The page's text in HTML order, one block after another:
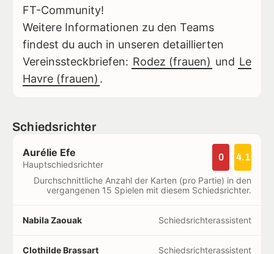
FT-Community!
Weitere Informationen zu den Teams
findest du auch in unseren detaillierten
Vereinssteckbriefen: Rodez (frauen) und Le
Havre (frauen) .
Schiedsrichter
Aurélie Efe
Hauptschiedsrichter
0 4.1
Durchschnittliche Anzahl der Karten (pro Partie) in den
vergangenen 15 Spielen mit diesem Schiedsrichter.
Nabila Zaouak Schiedsrichterassistent
Clothilde Brassart Schiedsrichterassistent